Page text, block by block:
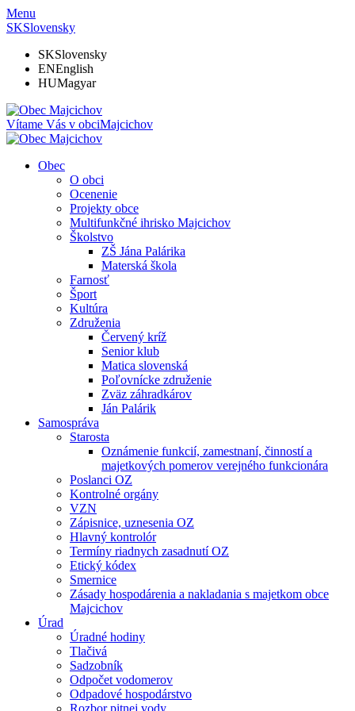
Menu
SKSlovensky
SKSlovensky
ENEnglish
HUMagyar
Vítame Vás v obciMajcichov
Obec
O obci
Ocenenie
Projekty obce
Multifunkčné ihrisko Majcichov
Školstvo
ZŠ Jána Palárika
Materská škola
Farnosť
Šport
Kultúra
Združenia
Červený kríž
Senior klub
Matica slovenská
Poľovnícke združenie
Zväz záhradkárov
Ján Palárik
Samospráva
Starosta
Oznámenie funkcií, zamestnaní, činností a
majetkových pomerov verejného funkcionára
Poslanci OZ
Kontrolné orgány
VZN
Zápisnice, uznesenia OZ
Hlavný kontrolór
Termíny riadnych zasadnutí OZ
Etický kódex
Smernice
Zásady hospodárenia a nakladania s majetkom obce
Majcichov
Úrad
Úradné hodiny
Tlačivá
Sadzobník
Odpočet vodomerov
Odpadové hospodárstvo
Rozbor pitnej vody